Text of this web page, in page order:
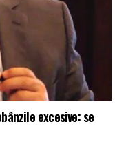
excesive: se